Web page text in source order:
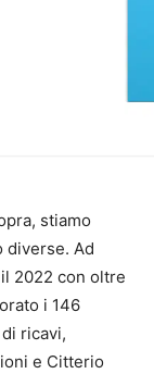
stiamo
diverse. Ad
2022 con oltre
i 146
ricavi,
e Citterio